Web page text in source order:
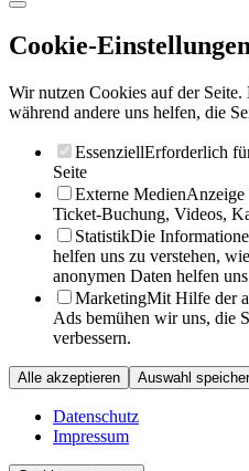
Cookie-Einstellungen
Wir nutzen Cookies auf der
während andere uns helfen, die
EssenziellErforderlich
Seite
Externe MedienAnzeige
Ticket-Buchung, Videos,
StatistikDie
helfen uns zu verstehen,
anonymen Daten helfen
MarketingMit Hilfe der
Ads bemühen wir uns, die
verbessern.
Alle akzeptieren Auswahl
Datenschutz
Impressum